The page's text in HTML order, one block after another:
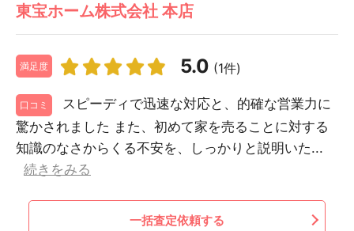
東宝ホーム株式会社 本店
満足度 5.0 (1件)
口コミ
スピーディで迅速な対応と、的確な営業力に
驚かされました また、初めて家を売ることに対する
知識のなさからくる不安を、しっかりと説明いた...
続きをみる
一括査定依頼する